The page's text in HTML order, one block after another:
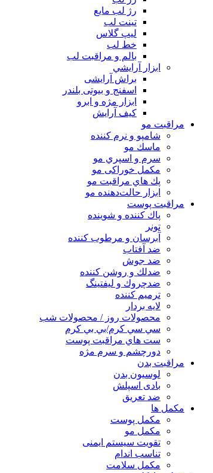
رژ لب مایع
تینت لب
لیپ گلاس
خط لب
بالم و مراقبت لب
ابزار آرايشي
براش آرایشی
اسفنج و بیوتی بلندر
ابزار مژه و ابرو
کیف آرایش
مراقبت مو
شامپو و نرم كننده
ماسك مو
سرم و اسپري مو
مكمل خوراكی مو
پك هاي مراقبت مو
ابزار حالت‌دهنده مو
مراقبت پوست
پاك كننده و شوينده
تونر
آبرسان و مرطوب كننده
ضد آفتاب
ضد جوش
ضدلك و روشن كننده
ضدچروك و ليفتينگ
ترميم كننده
لايه بردار
محصولات روز / محصولات شب
سي سي كرم/بي بي كرم
ست هاي مراقبت پوست
دورچشم و سرم مژه
مراقبت بدن
لوسیون بدن
بادی اسپلش
ضد تعریق
مكمل ها
مکمل پوست
مکمل مو
تقویت سیستم ایمنی
تناسب اندام
مکمل سلامت